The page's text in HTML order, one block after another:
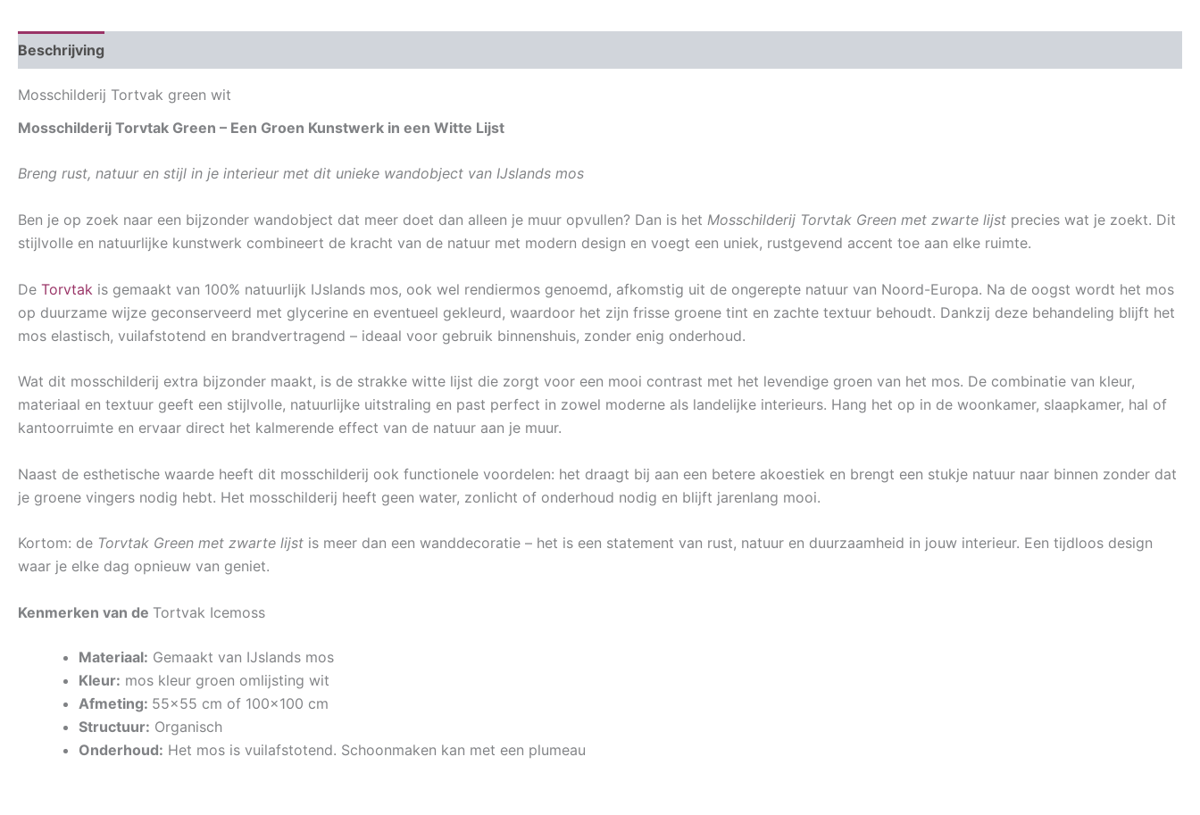
Beschrijving
Mosschilderij Tortvak green wit
Mosschilderij Torvtak Green – Een Groen Kunstwerk in een Witte Lijst
Breng rust, natuur en stijl in je interieur met dit unieke wandobject van IJslands mos
Ben je op zoek naar een bijzonder wandobject dat meer doet dan alleen je muur opvullen? Dan is het Mosschilderij Torvtak Green met zwarte lijst precies wat je zoekt. Dit
stijlvolle en natuurlijke kunstwerk combineert de kracht van de natuur met modern design en voegt een uniek, rustgevend accent toe aan elke ruimte.
De Torvtak is gemaakt van 100% natuurlijk IJslands mos, ook wel rendiermos genoemd, afkomstig uit de ongerepte natuur van Noord-Europa. Na de oogst wordt het mos
op duurzame wijze geconserveerd met glycerine en eventueel gekleurd, waardoor het zijn frisse groene tint en zachte textuur behoudt. Dankzij deze behandeling blijft het
mos elastisch, vuilafstotend en brandvertragend – ideaal voor gebruik binnenshuis, zonder enig onderhoud.
Wat dit mosschilderij extra bijzonder maakt, is de strakke witte lijst die zorgt voor een mooi contrast met het levendige groen van het mos. De combinatie van kleur,
materiaal en textuur geeft een stijlvolle, natuurlijke uitstraling en past perfect in zowel moderne als landelijke interieurs. Hang het op in de woonkamer, slaapkamer, hal of
kantoorruimte en ervaar direct het kalmerende effect van de natuur aan je muur.
Naast de esthetische waarde heeft dit mosschilderij ook functionele voordelen: het draagt bij aan een betere akoestiek en brengt een stukje natuur naar binnen zonder dat
je groene vingers nodig hebt. Het mosschilderij heeft geen water, zonlicht of onderhoud nodig en blijft jarenlang mooi.
Kortom: de Torvtak Green met zwarte lijst is meer dan een wanddecoratie – het is een statement van rust, natuur en duurzaamheid in jouw interieur. Een tijdloos design
waar je elke dag opnieuw van geniet.
Kenmerken van de Tortvak Icemoss
Materiaal: Gemaakt van IJslands mos
Kleur: mos kleur groen omlijsting wit
Afmeting: 55×55 cm of 100×100 cm
Structuur: Organisch
Onderhoud: Het mos is vuilafstotend. Schoonmaken kan met een plumeau